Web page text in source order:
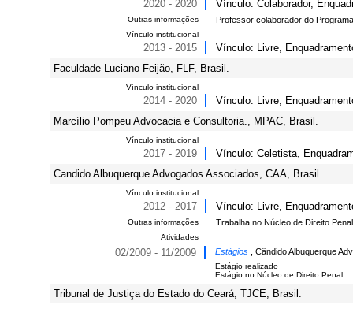
2020 - 2020 Vínculo: Colaborador,
Outras informações Professor colaborador do
Vínculo institucional
2013 - 2015
Vínculo: Livre,
Faculdade Luciano Feijão, FLF, Brasil.
Vínculo institucional
2014 - 2020
Vínculo: Livre,
Marcílio Pompeu Advocacia e Consultoria., MPAC, Brasil.
Vínculo institucional
2017 - 2019
Vínculo: Celetista,
Candido Albuquerque Advogados Associados, CAA, Brasil.
Vínculo institucional
2012 - 2017 Vínculo: Livre,
Outras informações Trabalha no Núcleo de Direito
Atividades
02/2009 - 11/2009 Estágios , Cândido Albuquerque
Estágio realizado
Estágio no Núcleo de Direito Penal..
Tribunal de Justiça do Estado do Ceará, TJCE, Brasil.